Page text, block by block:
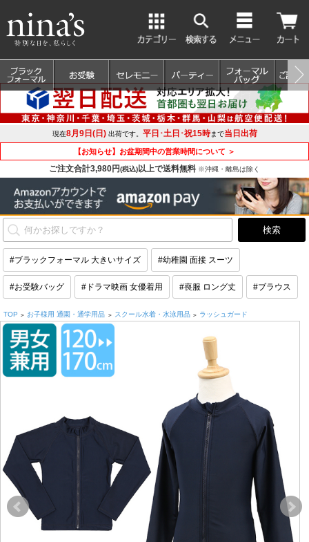
現在8月9日(日)出荷です。 平日･土日･祝15時まで当日出荷
【お知らせ】お盆期間中の営業時間について ＞
ご注文合計3,980円(税込)以上で送料無料 ※沖縄・離島は除く
#ブラックフォーマル 大きいサイズ #幼稚園 面接 スーツ
#お受験バッグ #ドラマ映画 女優着用 #喪服 ロング丈 #ブラウス
TOP > お子様用 通園・通学用品 > スクール水着・水泳用品 > ラッシュガード